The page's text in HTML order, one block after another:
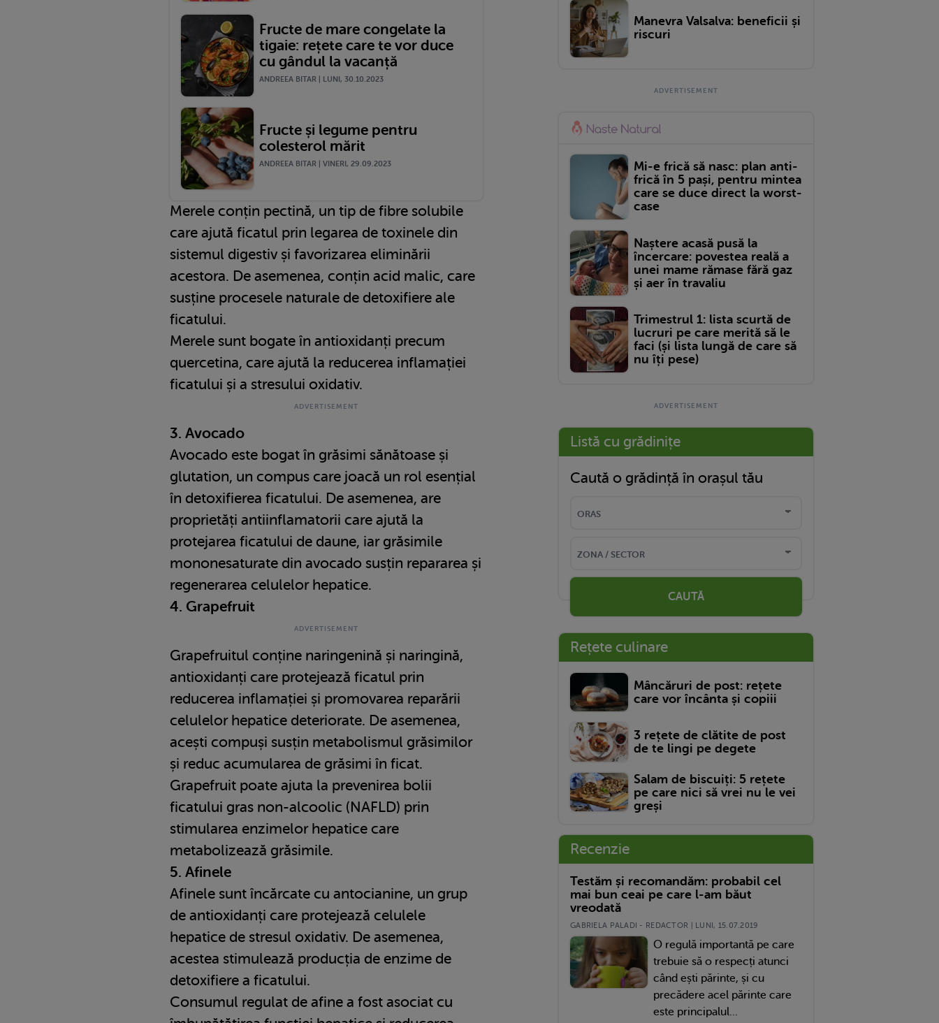
Fructe de mare congelate la
tigaie: rețete care te vor duce
cu gândul la vacanță
ANDREEA BITAR | LUNI, 30.10.2023
Fructe și legume pentru
colesterol mărit
ANDREEA BITAR | VINERI, 29.09.2023
Merele conțin pectină, un tip de fibre solubile
care ajută ficatul prin legarea de toxinele din
sistemul digestiv și favorizarea eliminării
acestora. De asemenea, conțin acid malic, care
susține procesele naturale de detoxifiere ale
ficatului.
Merele sunt bogate în antioxidanți precum
quercetina, care ajută la reducerea inflamației
ficatului și a stresului oxidativ.
3. Avocado
Avocado este bogat în grăsimi sănătoase și
glutation, un compus care joacă un rol esențial
în detoxifierea ficatului. De asemenea, are
proprietăți antiinflamatorii care ajută la
protejarea ficatului de daune, iar grăsimile
mononesaturate din avocado susțin repararea și
regenerarea celulelor hepatice.
4. Grapefruit
Grapefruitul conține naringenină și naringină,
antioxidanți care protejează ficatul prin
reducerea inflamației și promovarea reparării
celulelor hepatice deteriorate. De asemenea,
acești compuși susțin metabolismul grăsimilor
și reduc acumularea de grăsimi în ficat.
Grapefruit poate ajuta la prevenirea bolii
ficatului gras non-alcoolic (NAFLD) prin
stimularea enzimelor hepatice care
metabolizează grăsimile.
5. Afinele
Afinele sunt încărcate cu antocianine, un grup
de antioxidanți care protejează celulele
hepatice de stresul oxidativ. De asemenea,
acestea stimulează producția de enzime de
detoxifiere a ficatului.
Consumul regulat de afine a fost asociat cu
Manevra Valsalva: beneficii și
riscuri
Mi-e frică să nasc: plan anti-
frică în 5 pași, pentru mintea
care se duce direct la worst-
case
Naștere acasă pusă la
încercare: povestea reală a
unei mame rămase fără gaz
și aer în travaliu
Trimestrul 1: lista scurtă de
lucruri pe care merită să le
faci (și lista lungă de care să
nu îți pese)
Listă cu grădinițe
Caută o grădință în orașul tău
CAUTĂ
Rețete culinare
Mâncăruri de post: rețete
care vor încânta și copiii
3 rețete de clătite de post
de te lingi pe degete
Salam de biscuiți: 5 rețete
pe care nici să vrei nu le vei
greși
Recenzie
Testăm și recomandăm: probabil cel
mai bun ceai pe care l-am băut
vreodată
GABRIELA PALADI - REDACTOR | LUNI, 15.07.2019
O regulă importantă pe care
trebuie să o respecți atunci
când ești părinte, și cu
precădere acel părinte care
este principalul...